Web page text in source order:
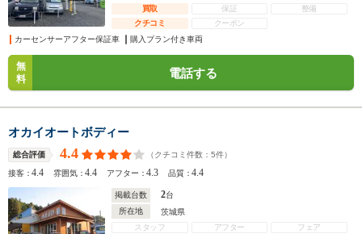
買取
保証
整備
クチコミ
クーポン
カーセンサーアフター保証車
購入プラン付き車両
無
料
電話する
オカイオートボディー
総合評価 4.4 （クチコミ件数： 5件）
接客：4.4 雰囲気：4.4 アフター：4.3 品質：4.4
掲載台数 2台
所在地
茨城県
スタッフ
アフター
フェア